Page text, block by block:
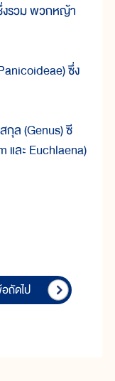
งรวม พวกหญ้า
ซึ่ง
กุล (Genus) ซี
และ Euchlaena)
ถัดไป